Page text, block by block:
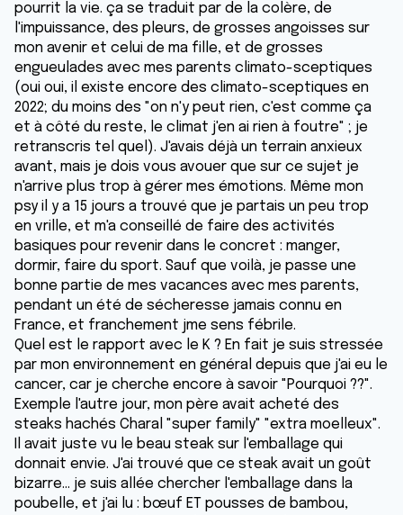
pourrit la vie. ça se traduit par de la colère, de
l'impuissance, des pleurs, de grosses angoisses sur
mon avenir et celui de ma fille, et de grosses
engueulades avec mes parents climato-sceptiques
(oui oui, il existe encore des climato-sceptiques en
2022; du moins des "on n'y peut rien, c'est comme ça
et à côté du reste, le climat j'en ai rien à foutre" ; je
retranscris tel quel). J'avais déjà un terrain anxieux
avant, mais je dois vous avouer que sur ce sujet je
n'arrive plus trop à gérer mes émotions. Même mon
psy il y a 15 jours a trouvé que je partais un peu trop
en vrille, et m'a conseillé de faire des activités
basiques pour revenir dans le concret : manger,
dormir, faire du sport. Sauf que voilà, je passe une
bonne partie de mes vacances avec mes parents,
pendant un été de sécheresse jamais connu en
France, et franchement jme sens fébrile.
Quel est le rapport avec le K ? En fait je suis stressée
par mon environnement en général depuis que j'ai eu le
cancer, car je cherche encore à savoir "Pourquoi ??".
Exemple l'autre jour, mon père avait acheté des
steaks hachés Charal "super family" "extra moelleux".
Il avait juste vu le beau steak sur l'emballage qui
donnait envie. J'ai trouvé que ce steak avait un goût
bizarre... je suis allée chercher l'emballage dans la
poubelle, et j'ai lu : bœuf ET pousses de bambou,